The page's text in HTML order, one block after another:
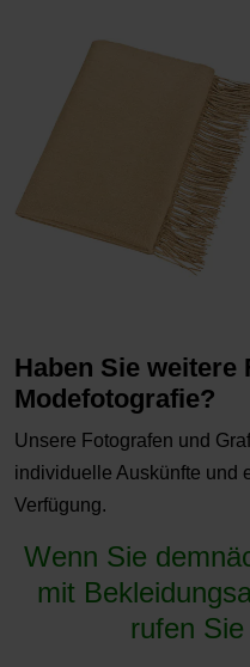
Haben Sie weitere
Modefotografie?
Unsere Fotografen und
individuelle Auskünfte und
Verfügung.
Wenn Sie
mit
rufen